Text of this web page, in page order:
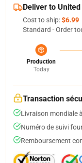
Deliver to
Cost to ship:$6.99
Standard - Order
Production
Today
Transaction
Livraison mondiale
Numéro de suivi
Remboursement